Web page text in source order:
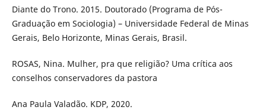
Diante do Trono. 2015. Doutorado (Programa de Pós-
Graduação em Sociologia) – Universidade Federal de Minas
Gerais, Belo Horizonte, Minas Gerais, Brasil.
ROSAS, Nina. Mulher, pra que religião? Uma crítica aos
conselhos conservadores da pastora
Ana Paula Valadão. KDP, 2020.